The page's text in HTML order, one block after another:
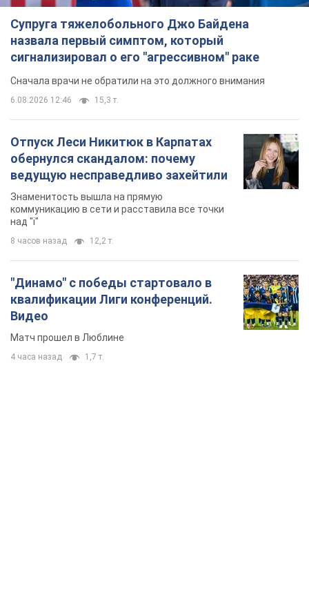
Супруга тяжелобольного Джо Байдена
назвала первый симптом, который
сигнализировал о его "агрессивном" раке
Сначала врачи не обратили на это должного внимания
6.08.2026 12:46 15,3 т.
Отпуск Леси Никитюк в Карпатах
обернулся скандалом: почему
ведущую несправедливо захейтили
Знаменитость вышла на прямую
коммуникацию в сети и расставила все точки
над "i"
8 часов назад 12,2 т.
"Динамо" с победы стартовало в
квалификации Лиги конференций.
Видео
Матч прошел в Люблине
4 часа назад 1,7 т.